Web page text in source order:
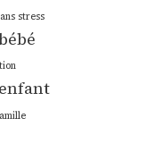
stress